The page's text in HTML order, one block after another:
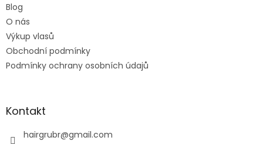
Blog
O nás
Výkup vlasů
Obchodní podmínky
Podmínky ochrany osobních údajů
Kontakt
hairgrubr@gmail.com